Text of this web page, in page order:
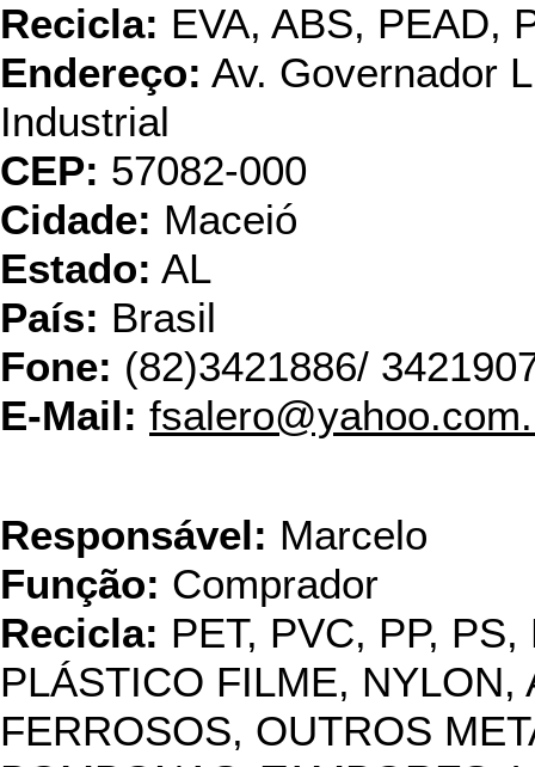
Recicla: EVA, ABS, PEAD,
Endereço: Av. Governador
Industrial
CEP: 57082-000
Cidade: Maceió
Estado: AL
País: Brasil
Fone: (82)3421886/
E-Mail:
Responsável: Marcelo
Função: Comprador
Recicla: PET, PVC, PP,
PLÁSTICO FILME, NYLON,
FERROSOS, OUTROS